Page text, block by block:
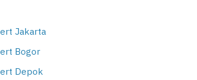
Jakarta
Bogor
Depok